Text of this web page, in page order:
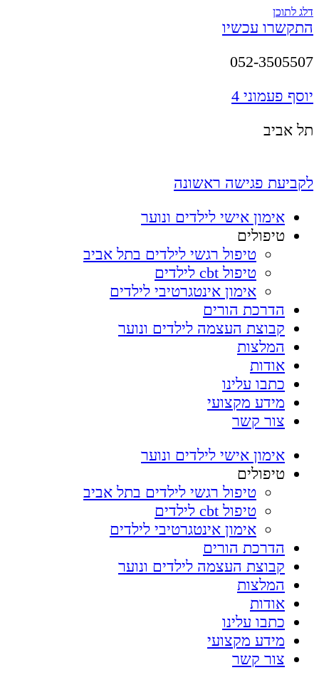
דלג לתוכן
התקשרו עכשיו
052-3505507
יוסף פעמוני 4
תל אביב
לקביעת פגישה ראשונה
אימון אישי לילדים ונוער
טיפולים
טיפול רגשי לילדים בתל אביב
טיפול cbt לילדים
אימון אינטגרטיבי לילדים
הדרכת הורים
קבוצת העצמה לילדים ונוער
המלצות
אודות
כתבו עלינו
מידע מקצועי
צור קשר
אימון אישי לילדים ונוער
טיפולים
טיפול רגשי לילדים בתל אביב
טיפול cbt לילדים
אימון אינטגרטיבי לילדים
הדרכת הורים
קבוצת העצמה לילדים ונוער
המלצות
אודות
כתבו עלינו
מידע מקצועי
צור קשר